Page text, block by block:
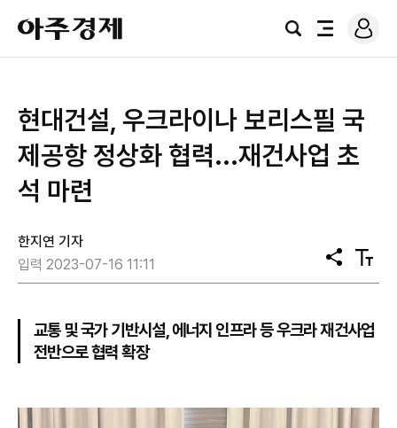
아
주
경
검
전
로
그
현대건설, 우크라이나 보리스필 국
제공항 정상화 협력...재건사업 초
석 마련
한지연 기자
입력 2023-07-16 11:11
공
유
텍
스
기
교통 및 국가 기반시설, 에너지 인프라 등 우크라 재건사업
전반으로 협력 확장